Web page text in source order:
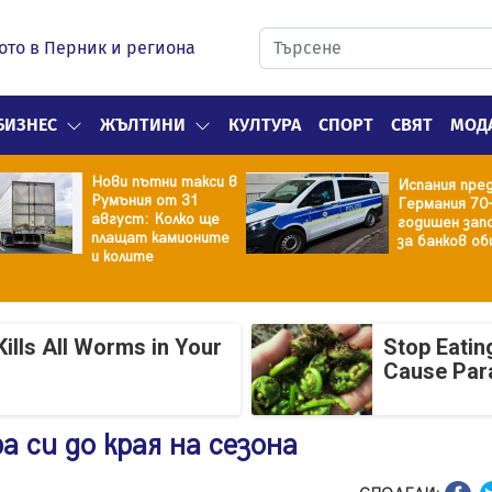
в Перник и региона
ЖЪЛТИНИ КУЛТУРА СПОРТ СВЯТ
Нови пътни такси в
Румъния от 31
август: Колко ще
плащат камионите
и колите
Испания
Германия
годишен
за банков
All Worms in Your
Stop
Cause
си до края на сезона